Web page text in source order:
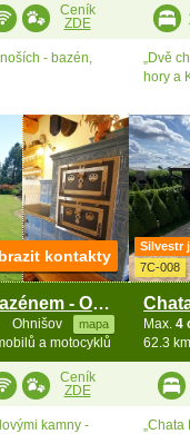
Ceník
ZDE
- bazén,
„Dvě
hory a
Roubenka se saunou a bazénem - Orlické hory
Ohnišov mapa
a motocyklů
kontakty
Ceník
ZDE
kamny -
Silvestr
7C-008
Max. 4
62.3
„Chata